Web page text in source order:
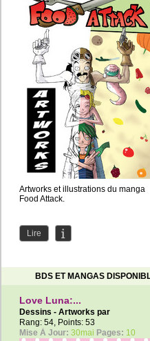
Artworks et illustrations du manga
Food Attack.
Lire
BDS ET MANGAS
Love Luna:...
Dessins - Artworks par
AngelCelestial
Rang: 54, Points: 53
Mise À Jour: 30mai Pages: 10